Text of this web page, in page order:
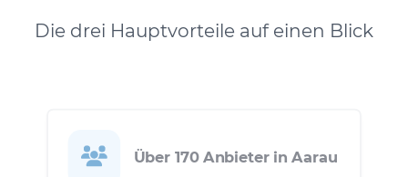
Die drei Hauptvorteile auf einen Blick
Über 170 Anbieter in Aarau